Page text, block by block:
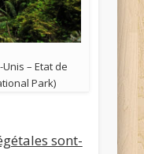
– Etat de
Park)
sont-